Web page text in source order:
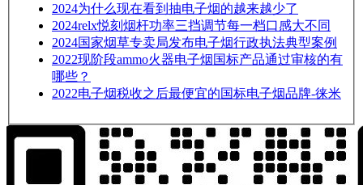
2024为什么现在看到抽电子烟的越来越少了
2024relx悦刻烟杆功率三挡调节每一档口感大不同
2024国家烟草专卖局发布电子烟行政执法典型案例
2022现阶段ammo火器电子烟国标产品通过审核的有
哪些？
2022电子烟税收之后最便宜的国标电子烟品牌-徕米